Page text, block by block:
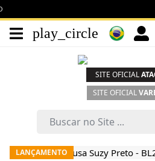
3% OFF
play_circle
SITE OFICIAL
SITE OFICIAL
LANÇAMENTO